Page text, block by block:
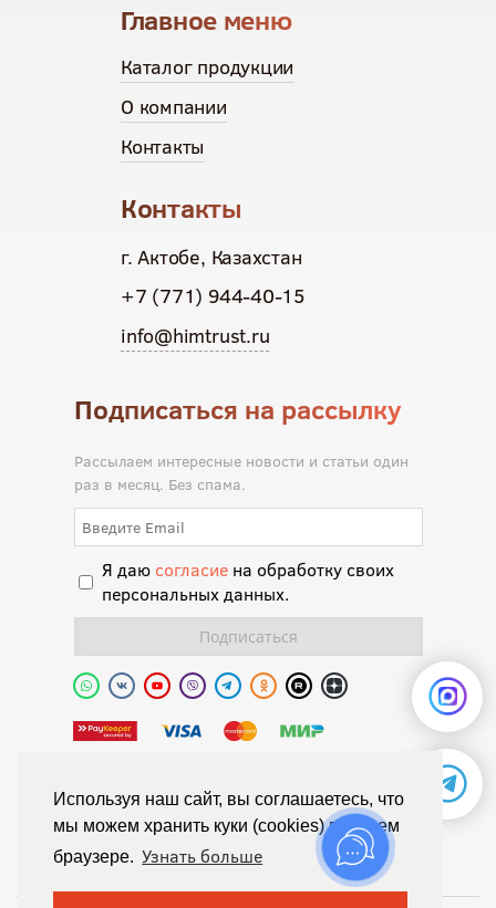
Используя наш сайт, вы соглашаетесь, что
мы можем хранить куки (cookies) в вашем
браузере. Узнать больше
Главное меню
Каталог продукции
О компании
Контакты
Контакты
г. Актобе, Казахстан
+7 (771) 944-40-15
info@himtrust.ru
Подписаться на рассылку
Рассылаем интересные новости и статьи один
раз в месяц. Без спама.
Я даю согласиена обработку своих
персональных данных.
Полиуретановая долина.
© Химтраст,
Политика конфиденциальности